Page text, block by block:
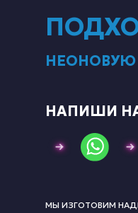
НАПИШИ
НЕОНОВУЮ
МЫ ИЗГОТОВИМ